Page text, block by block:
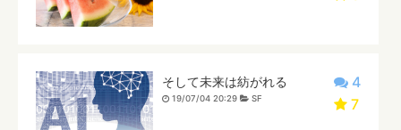
4
7
そして未来は紡がれる
19/07/04 20:29 SF